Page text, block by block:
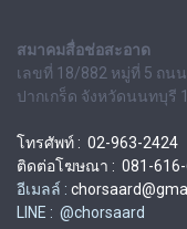
สมาคมสื่อช่อสะอาด
เลขที่ 18/882 หมู่ที่ 5 ถน
ปากเกร็ด จังหวัดนนทบุรี
โทรศัพท์ : 02-963-2424
ติดต่อโฆษณา : 081-616-
อีเมลล์ :
LINE : @chorsaard